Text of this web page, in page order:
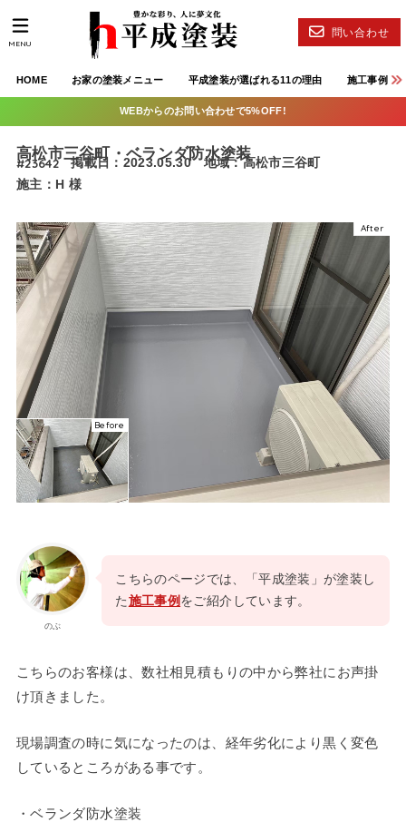
HOME お家の塗装メニュー 平成塗装が選ばれる11の理由 施工事例
問い合わせ
MENU
WEBからのお問い合わせで5%OFF!
高松市三谷町・ベランダ防水塗装
#23642 掲載日：2023.05.30
地域：高松市三谷町
施主：H 様
Before
After
のぶ
こちらのページでは、「平成塗装」が塗装し
た 施工事例 をご紹介しています。
こちらのお客様は、数社相見積もりの中から弊社にお声掛
け頂きました。
現場調査の時に気になったのは、経年劣化により黒く変色
しているところがある事です。
・ベランダ防水塗装